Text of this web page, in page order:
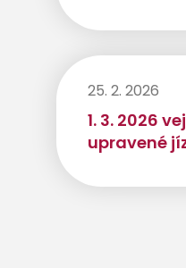
25. 2. 2026
1. 3. 2026
upravené